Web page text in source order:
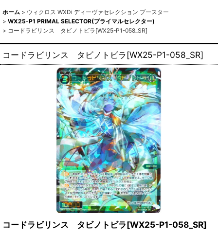
ホーム > ウィクロス WXDi ディーヴァセレクション ブースター
> WX25-P1 PRIMAL SELECTOR(プライマルセレクター)
> コードラビリンス タビノトビラ[WX25-P1-058_SR]
コードラビリンス タビノトビラ[WX25-P1-058_SR]
コードラビリンス タビノトビラ[WX25-P1-058_SR]